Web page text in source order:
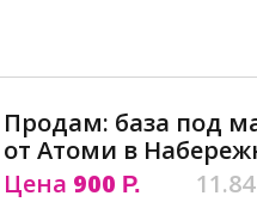
Продам: база под
от Атоми в
Цена 900 Р.